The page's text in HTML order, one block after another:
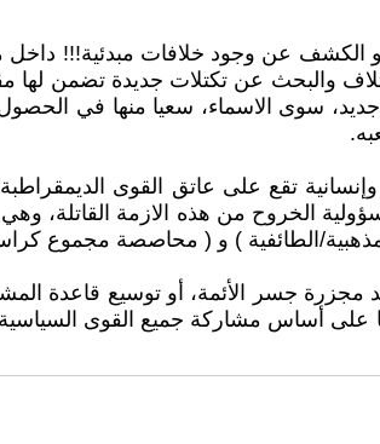
الكشف عن وجود خلافات مبدئية!!! داخل
والبحث عن تكتلات جديدة تضمن لها
سوى الاسماء، سعيا منها في
تقع على عاتق القوى
الخروح من هذه الازمة القاتلة،
الطائفية ) و ( محاصصة مجموع
جسر الأئمة، أو توسيع قاعدة
على أساس مشاركة جميع القوى